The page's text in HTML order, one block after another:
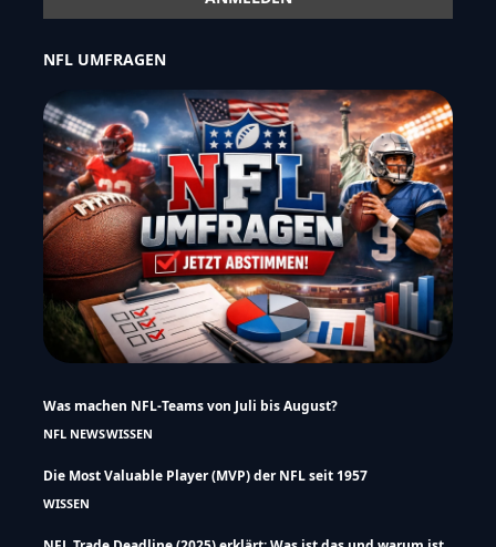
NFL UMFRAGEN
Was machen NFL-Teams von Juli bis August?
NFL NEWSWISSEN
Die Most Valuable Player (MVP) der NFL seit 1957
WISSEN